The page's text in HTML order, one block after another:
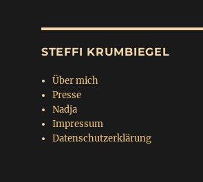
STEFFI KRUMBIEGEL
Über mich
Presse
Nadja
Impressum
Datenschutzerklärung